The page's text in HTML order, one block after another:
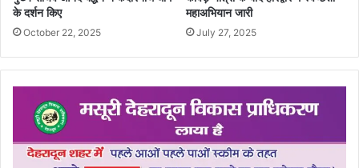
के दर्शन किए
October 22, 2025
महाअभियान जारी
July 27, 2025